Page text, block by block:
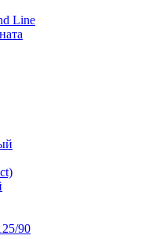
Line
90